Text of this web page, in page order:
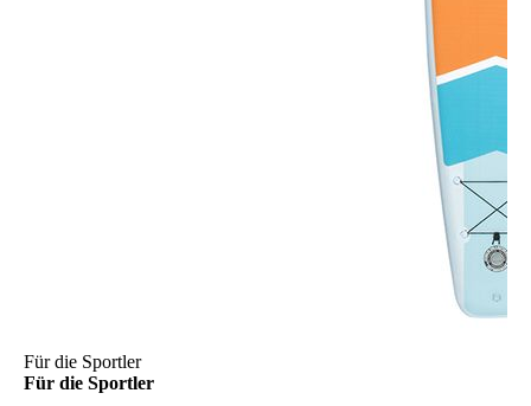
Für die Sportler
Für die Sportler